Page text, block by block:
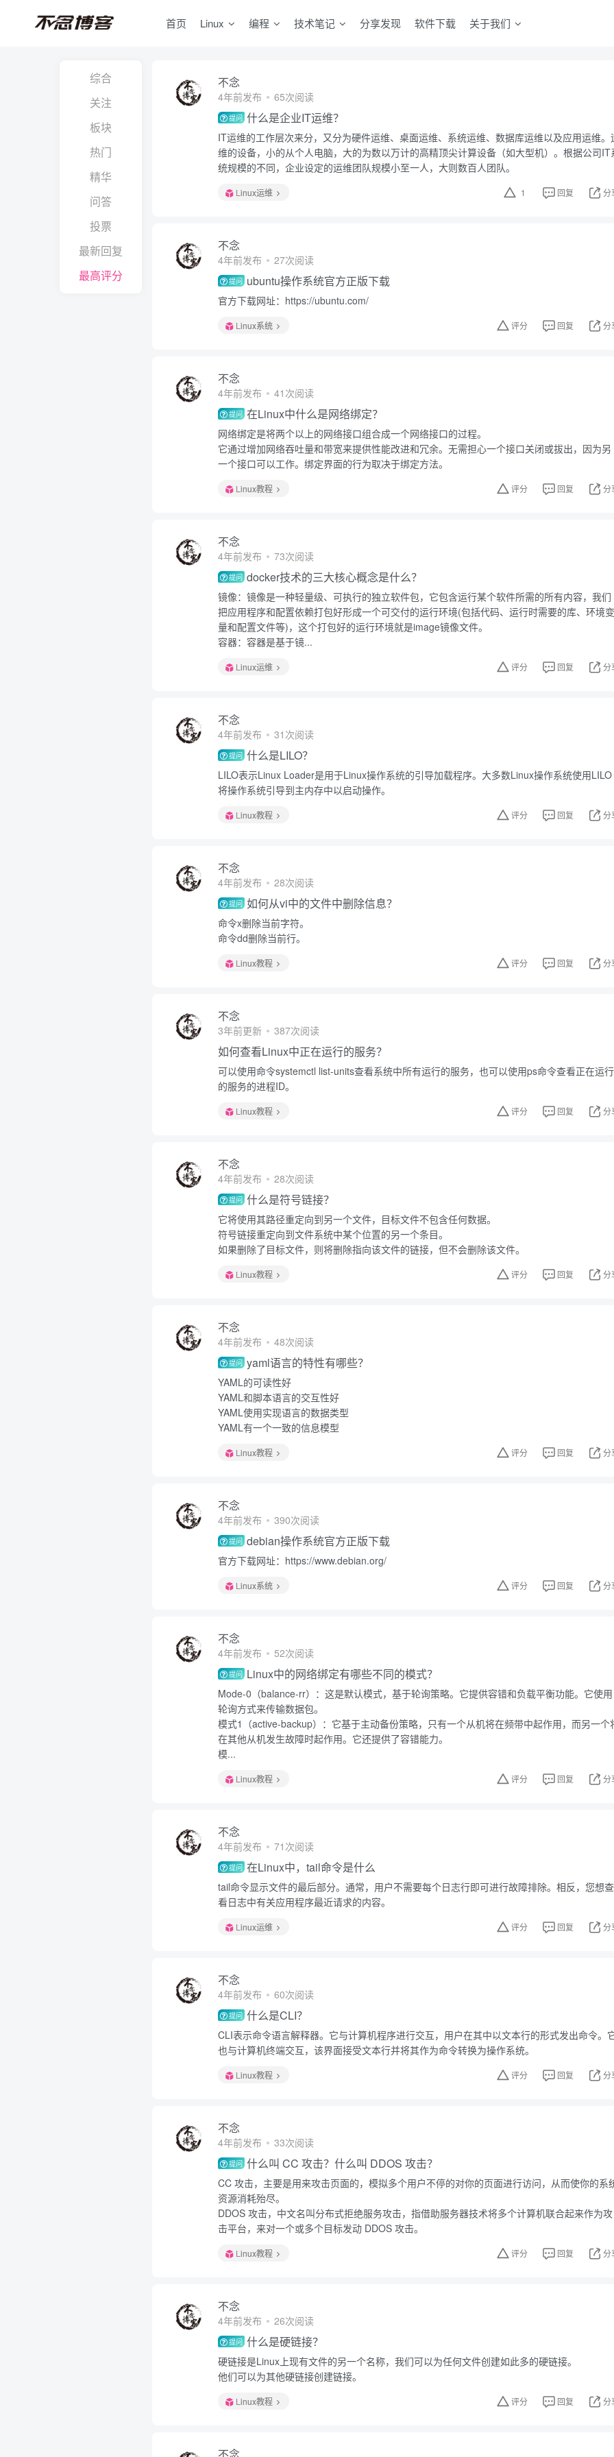
首页 Linux 编程 技术笔记 分享发现 软件下载 关于我们
综合
关注
板块
热门
精华
问答
投票
最新回复
最高评分
不念
4年前发布 65次阅读
提问 什么是企业IT运维？
IT运维的工作层次来分，又分为硬件运维、桌面运维、系统运维、数据库运维以及应用运维。
维的设备，小的从个人电脑，大的为数以万计的高精顶尖计算设备（如大型机）。根据公司IT
统规模的不同，企业设定的运维团队规模小至一人，大则数百人团队。
Linux运维 1 回复 分
不念
4年前发布 27次阅读
提问 ubuntu操作系统官方正版下载
官方下载网址：https://ubuntu.com/
Linux系统 评分 回复 分
不念
4年前发布 41次阅读
提问 在Linux中什么是网络绑定？
网络绑定是将两个以上的网络接口组合成一个网络接口的过程。
它通过增加网络吞吐量和带宽来提供性能改进和冗余。无需担心一个接口关闭或拔出，因为另
一个接口可以工作。绑定界面的行为取决于绑定方法。
Linux教程 评分 回复 分
不念
4年前发布 73次阅读
提问 docker技术的三大核心概念是什么？
镜像：镜像是一种轻量级、可执行的独立软件包，它包含运行某个软件所需的所有内容，我们
把应用程序和配置依赖打包好形成一个可交付的运行环境(包括代码、运行时需要的库、环境变
量和配置文件等)，这个打包好的运行环境就是image镜像文件。
容器：容器是基于镜...
Linux运维 评分 回复 分
不念
4年前发布 31次阅读
提问 什么是LILO？
LILO表示Linux Loader是用于Linux操作系统的引导加载程序。大多数Linux操作系统使用LILO
将操作系统引导到主内存中以启动操作。
Linux教程 评分 回复 分
不念
4年前发布 28次阅读
提问 如何从vi中的文件中删除信息？
命令x删除当前字符。
命令dd删除当前行。
Linux教程 评分 回复 分
不念
3年前更新 387次阅读
如何查看Linux中正在运行的服务？
可以使用命令systemctl list-units查看系统中所有运行的服务，也可以使用ps命令查看正在运行
的服务的进程ID。
Linux教程 评分 回复 分
不念
4年前发布 28次阅读
提问 什么是符号链接？
它将使用其路径重定向到另一个文件，目标文件不包含任何数据。
符号链接重定向到文件系统中某个位置的另一个条目。
如果删除了目标文件，则将删除指向该文件的链接，但不会删除该文件。
Linux教程 评分 回复 分
不念
4年前发布 48次阅读
提问 yaml语言的特性有哪些？
YAML的可读性好
YAML和脚本语言的交互性好
YAML使用实现语言的数据类型
YAML有一个一致的信息模型
Linux教程 评分 回复 分
不念
4年前发布 390次阅读
提问 debian操作系统官方正版下载
官方下载网址：https://www.debian.org/
Linux系统 评分 回复 分
不念
4年前发布 52次阅读
提问 Linux中的网络绑定有哪些不同的模式？
Mode-0（balance-rr）：这是默认模式，基于轮询策略。它提供容错和负载平衡功能。它使用
轮询方式来传输数据包。
模式1（active-backup）：它基于主动备份策略，只有一个从机将在频带中起作用，而另一个
在其他从机发生故障时起作用。它还提供了容错能力。
模...
Linux教程 评分 回复 分
不念
4年前发布 71次阅读
提问 在Linux中，tail命令是什么
tail命令显示文件的最后部分。通常，用户不需要每个日志行即可进行故障排除。相反，您想查
看日志中有关应用程序最近请求的内容。
Linux运维 评分 回复 分
不念
4年前发布 60次阅读
提问 什么是CLI？
CLI表示命令语言解释器。它与计算机程序进行交互，用户在其中以文本行的形式发出命令。
也与计算机终端交互，该界面接受文本行并将其作为命令转换为操作系统。
Linux教程 评分 回复 分
不念
4年前发布 33次阅读
提问 什么叫 CC 攻击？什么叫 DDOS 攻击？
CC 攻击，主要是用来攻击页面的，模拟多个用户不停的对你的页面进行访问，从而使你的系
资源消耗殆尽。
DDOS 攻击，中文名叫分布式拒绝服务攻击，指借助服务器技术将多个计算机联合起来作为攻
击平台，来对一个或多个目标发动 DDOS 攻击。
Linux教程 评分 回复 分
不念
4年前发布 26次阅读
提问 什么是硬链接？
硬链接是Linux上现有文件的另一个名称，我们可以为任何文件创建如此多的硬链接。
他们可以为其他硬链接创建链接。
Linux教程 评分 回复 分
不念